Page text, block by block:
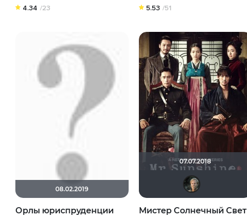
4.34 /23
5.53 /51
08.02.2019
Орлы юриспруденции
07.07.2018
Мистер Солнечный Свет